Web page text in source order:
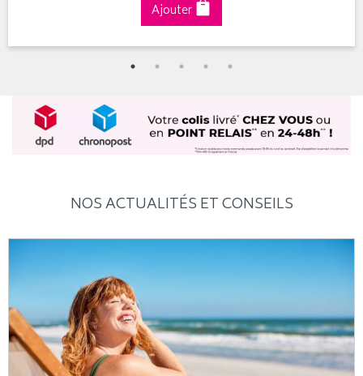
Ajouter
NOS ACTUALITÉS ET CONSEILS